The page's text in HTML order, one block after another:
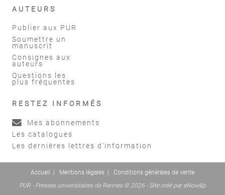
AUTEURS
Publier aux PUR
Soumettre un
manuscrit
Consignes aux
auteurs
Questions les
plus fréquentes
RESTEZ INFORMÉS
Mes abonnements
Les catalogues
Les dernières lettres d'information
Accueil Mentions légales
Conditions générales de vente
PUR - Presses universitaires de Rennes © 2026 - Site créé par eNovAlp